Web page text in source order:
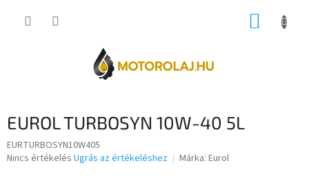
KOSÁR
EUROL TURBOSYN 10W-40 5L
EURTURBOSYN10W405
A
Nincs értékelés Ugrás az értékeléshez Márka: Eurol